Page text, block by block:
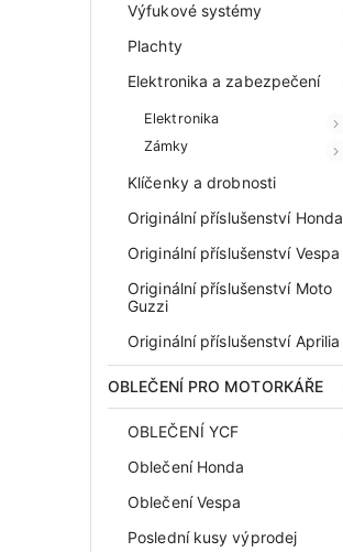
Výfukové systémy
Plachty
Elektronika a zabezpečení
Elektronika
Zámky
Klíčenky a drobnosti
Originální příslušenství Honda
Originální příslušenství Vespa
Originální příslušenství Moto
Guzzi
Originální příslušenství Aprilia
OBLEČENÍ PRO MOTORKÁŘE
OBLEČENÍ YCF
Oblečení Honda
Oblečení Vespa
Poslední kusy výprodej